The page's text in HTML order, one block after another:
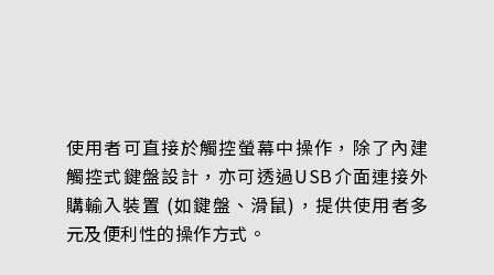
使用者可直接於觸控螢幕中操作，除了內建
觸控式鍵盤設計，亦可透過USB介面連接外
購輸入裝置 (如鍵盤、滑鼠)，提供使用者多
元及便利性的操作方式。